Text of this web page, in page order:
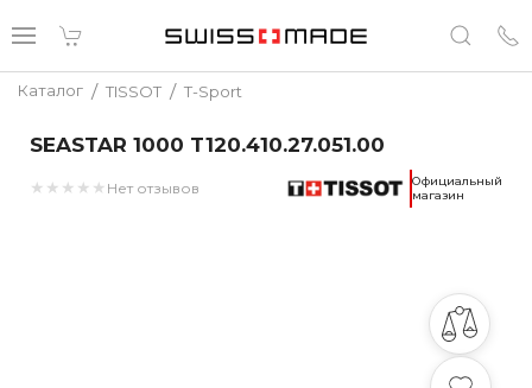
Каталог / TISSOT / T-Sport
SEASTAR 1000 T120.410.27.051.00
★ ★ ★ ★ ★ Нет отзывов
Официальный
магазин